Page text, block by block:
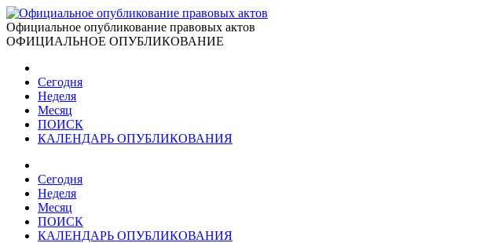
Официальное опубликование правовых актов
ОФИЦИАЛЬНОЕ ОПУБЛИКОВАНИЕ
Сегодня
Неделя
Месяц
ПОИСК
КАЛЕНДАРЬ ОПУБЛИКОВАНИЯ
Сегодня
Неделя
Месяц
ПОИСК
КАЛЕНДАРЬ ОПУБЛИКОВАНИЯ